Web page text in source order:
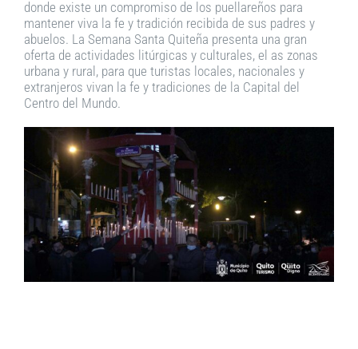
donde existe un compromiso de los puellareños para
mantener viva la fe y tradición recibida de sus padres y
abuelos. La Semana Santa Quiteña presenta una gran
oferta de actividades litúrgicas y culturales, el as zonas
urbana y rural, para que turistas locales, nacionales y
extranjeros vivan la fe y tradiciones de la Capital del
Centro del Mundo.